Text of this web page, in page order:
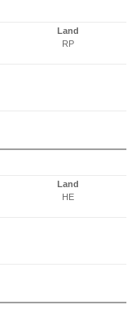
Land
RP
Land
HE